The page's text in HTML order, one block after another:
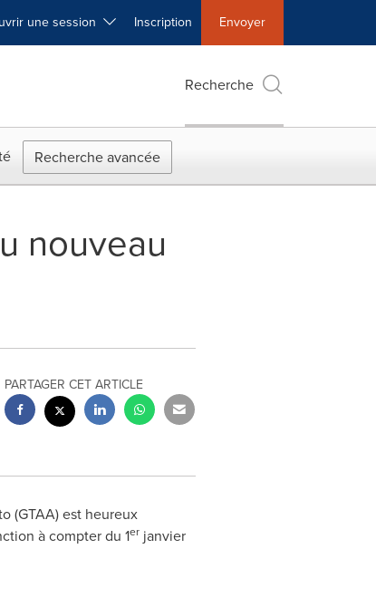
une session Inscription Envoyer
Recherche
Recherche avancée
nouveau
PARTAGER CET ARTICLE
(GTAA) est heureux
à compter du 1erjanvier